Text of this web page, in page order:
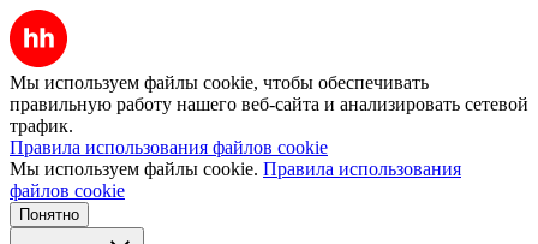
Мы используем файлы cookie, чтобы обеспечивать
правильную работу нашего веб-сайта и анализировать сетевой
трафик.
Правила использования файлов cookie
Мы используем файлы cookie. Правила использования
файлов cookie
Понятно